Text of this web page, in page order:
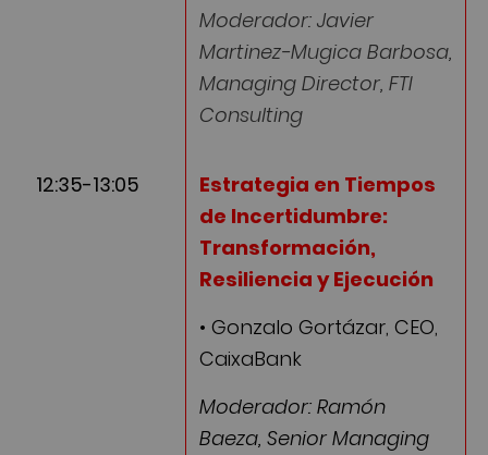
Moderador: Javier
Martinez-Mugica Barbosa,
Managing Director, FTI
Consulting
12:35-13:05
Estrategia en Tiempos
de Incertidumbre:
Transformación,
Resiliencia y Ejecución
• Gonzalo Gortázar, CEO,
CaixaBank
Moderador: Ramón
Baeza, Senior Managing